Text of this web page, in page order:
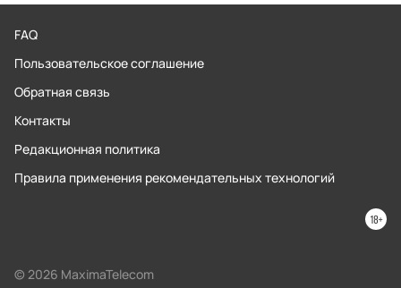
FAQ
Пользовательское соглашение
Обратная связь
Контакты
Редакционная политика
Правила применения рекомендательных технологий
© 2026 MaximaTelecom